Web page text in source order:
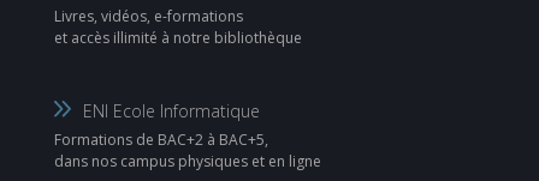
Livres, vidéos, e-formations
et accès illimité à notre bibliothèque
ENI Ecole Informatique
Formations de BAC+2 à BAC+5,
dans nos campus physiques et en ligne